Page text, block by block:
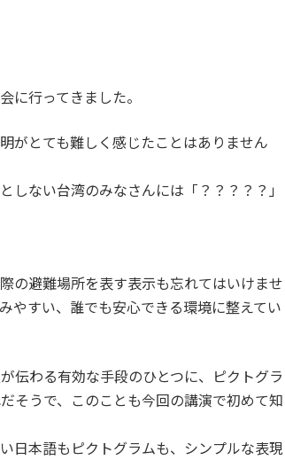
に行ってきました。
がとても難しく感じたことはありません
しない台湾のみなさんには「？？？？？」
の避難場所を表す表示も忘れてはいけませ
やすい、誰でも安心できる環境に整えてい
伝わる有効な手段のひとつに、ピクトグラ
そうで、このことも今回の講演で初めて知
日本語もピクトグラムも、シンプルな表現